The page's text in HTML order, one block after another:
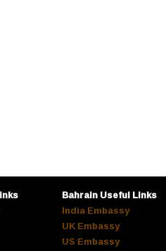
Bahrain Useful Links
India Embassy
UK Embassy
US Embassy